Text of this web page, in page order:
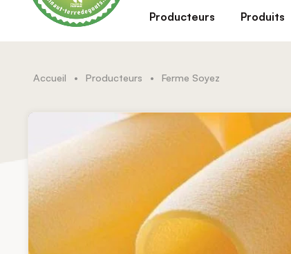
Producteurs Produits
Accueil • Producteurs • Ferme Soyez